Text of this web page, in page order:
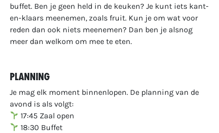
buffet. Ben je geen held in de keuken? Je kunt iets kant-
en-klaars meenemen, zoals fruit. Kun je om wat voor
reden dan ook niets meenemen? Dan ben je alsnog
meer dan welkom om mee te eten.
Planning
Je mag elk moment binnenlopen. De planning van de
avond is als volgt:
17:45 Zaal open
18:30 Buffet